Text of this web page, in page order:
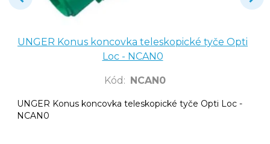
UNGER Konus koncovka teleskopické tyče Opti
Loc - NCAN0
Kód : NCAN0
UNGER Konus koncovka teleskopické tyče Opti Loc -
NCAN0